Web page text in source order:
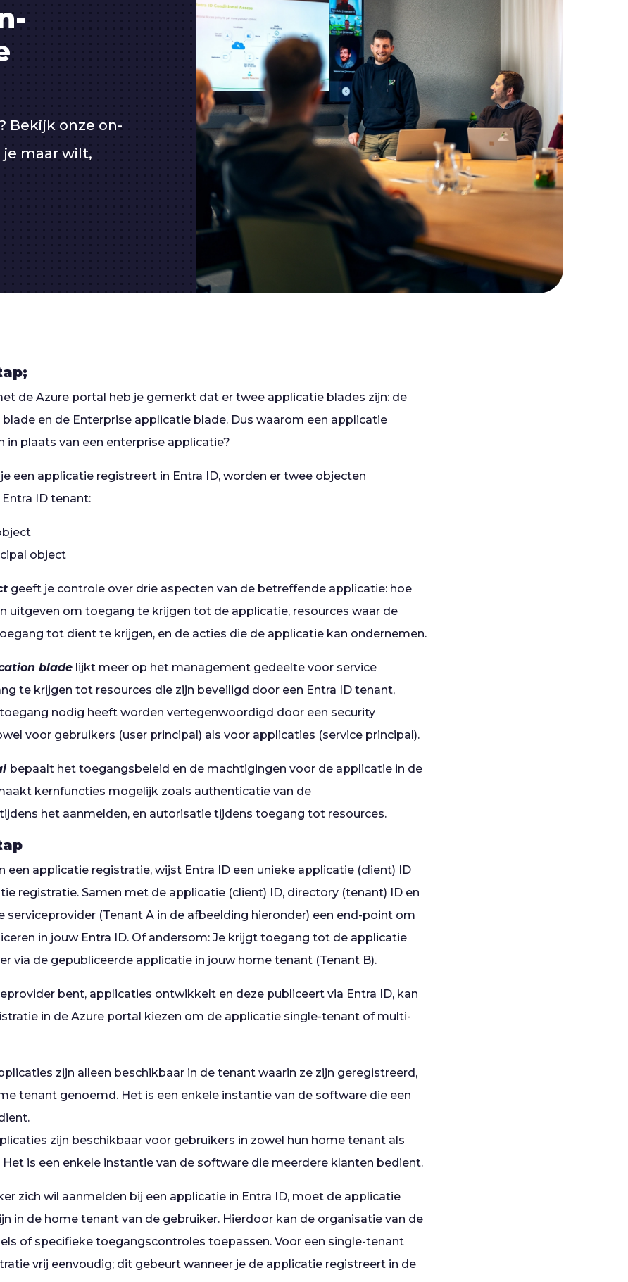
Bekijk onze on-
maar wilt,
de Azure portal heb je gemerkt dat er twee applicatie blades zijn: de
en de Enterprise applicatie blade. Dus waarom een applicatie
in plaats van een enterprise applicatie?
een applicatie registreert in Entra ID, worden er twee objecten
ID tenant:
object
geeft je controle over drie aspecten van de betreffende applicatie: hoe
uitgeven om toegang te krijgen tot de applicatie, resources waar de
tot dient te krijgen, en de acties die de applicatie kan ondernemen.
blade lijkt meer op het management gedeelte voor service
te krijgen tot resources die zijn beveiligd door een Entra ID tenant,
nodig heeft worden vertegenwoordigd door een security
voor gebruikers (user principal) als voor applicaties (service principal).
bepaalt het toegangsbeleid en de machtigingen voor de applicatie in de
kernfuncties mogelijk zoals authenticatie van de
het aanmelden, en autorisatie tijdens toegang tot resources.
een applicatie registratie, wijst Entra ID een unieke applicatie (client) ID
registratie. Samen met de applicatie (client) ID, directory (tenant) ID en
serviceprovider (Tenant A in de afbeelding hieronder) een end-point om
in jouw Entra ID. Of andersom: Je krijgt toegang tot de applicatie
via de gepubliceerde applicatie in jouw home tenant (Tenant B).
bent, applicaties ontwikkelt en deze publiceert via Entra ID, kan
in de Azure portal kiezen om de applicatie single-tenant of multi-
zijn alleen beschikbaar in de tenant waarin ze zijn geregistreerd,
tenant genoemd. Het is een enkele instantie van de software die een
zijn beschikbaar voor gebruikers in zowel hun home tenant als
is een enkele instantie van de software die meerdere klanten bedient.
zich wil aanmelden bij een applicatie in Entra ID, moet de applicatie
in de home tenant van de gebruiker. Hierdoor kan de organisatie van de
of specifieke toegangscontroles toepassen. Voor een single-tenant
vrij eenvoudig; dit gebeurt wanneer je de applicatie registreert in de